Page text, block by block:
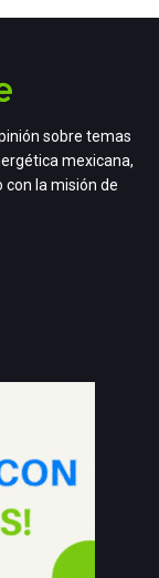
sobre temas
mexicana,
la misión de